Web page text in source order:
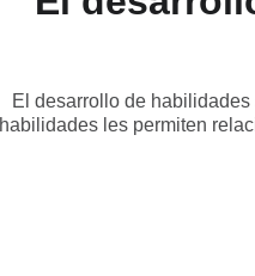
El desarrollo de
habilidades les permiten